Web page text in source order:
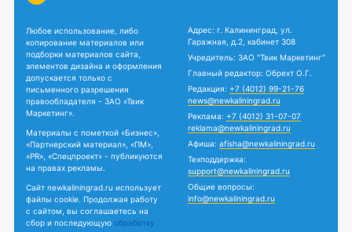
Любое использование, либо
копирование материалов или
подборки материалов сайта,
элементов дизайна и оформления
допускается только с
письменного разрешения
правообладателя - ЗАО «Твик
Маркетинг».
Материалы с пометкой «Бизнес»,
«Партнерский материал», «ПМ»,
«PR», «Спецпроект» - публикуются
на правах рекламы.
Сайт newkaliningrad.ru использует
файлы cookie. Продолжая работу
с сайтом, вы соглашаетесь на
сбор и последующую обработку
Адрес: г. Калининград, ул.
Гаражная, д.2, кабинет 308
Учредитель: ЗАО "Твик Маркетинг"
Главный редактор: Обрехт О.Г.
Редакция: +7 (4012) 99-21-76
news@newkaliningrad.ru
Реклама: +7 (4012) 31-07-07
reklama@newkaliningrad.ru
Афиша: afisha@newkaliningrad.ru
Техподдержка:
support@newkaliningrad.ru
Общие вопросы:
info@newkaliningrad.ru